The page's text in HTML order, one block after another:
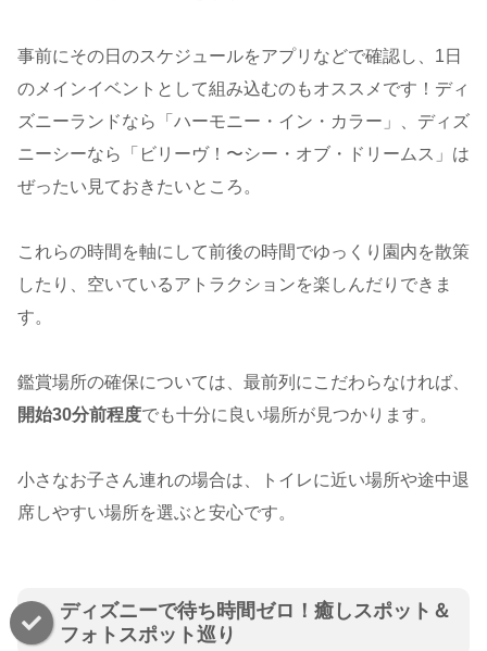
事前にその日のスケジュールをアプリなどで確認し、1日
のメインイベントとして組み込むのもオススメです！ディ
ズニーランドなら「ハーモニー・イン・カラー」、ディズ
ニーシーなら「ビリーヴ！〜シー・オブ・ドリームス」は
ぜったい見ておきたいところ。
これらの時間を軸にして前後の時間でゆっくり園内を散策
したり、空いているアトラクションを楽しんだりできま
す。
鑑賞場所の確保については、最前列にこだわらなければ、
開始30分前程度でも十分に良い場所が見つかります。
小さなお子さん連れの場合は、トイレに近い場所や途中退
席しやすい場所を選ぶと安心です。
ディズニーで待ち時間ゼロ！癒しスポット＆
フォトスポット巡り